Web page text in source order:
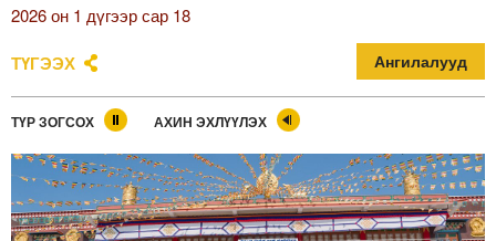
2026 он 1 дүгээр сар 18
ТҮГЭЭХ Ангилалууд
ТҮР ЗОГСОХ АХИН ЭХЛҮҮЛЭХ